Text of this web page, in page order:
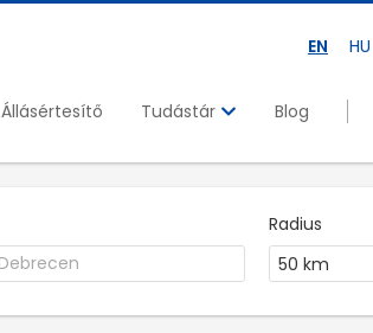
EN HU
Állásértesítő Tudástár Blog
Radius
50 km